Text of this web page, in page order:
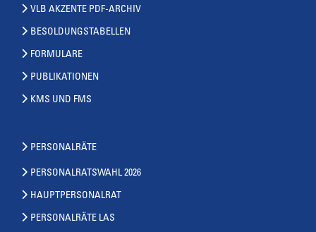
VLB AKZENTE PDF-ARCHIV
BESOLDUNGSTABELLEN
FORMULARE
PUBLIKATIONEN
KMS UND FMS
PERSONALRÄTE
PERSONALRATSWAHL 2026
HAUPTPERSONALRAT
PERSONALRÄTE LAS